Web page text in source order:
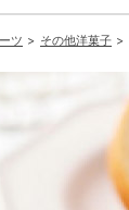
ツ その他洋菓子